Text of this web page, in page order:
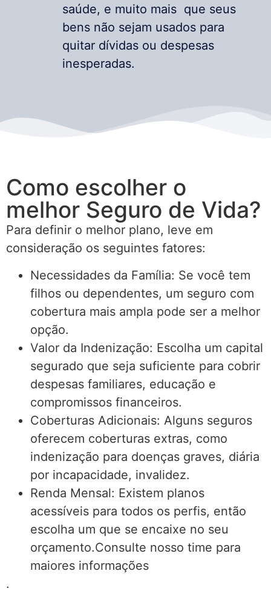
saúde, e muito mais que seus
bens não sejam usados para
quitar dívidas ou despesas
inesperadas.
Como escolher o
melhor Seguro de Vida?
Para definir o melhor plano, leve em
consideração os seguintes fatores:
Necessidades da Família: Se você tem
filhos ou dependentes, um seguro com
cobertura mais ampla pode ser a melhor
opção.
Valor da Indenização: Escolha um capital
segurado que seja suficiente para cobrir
despesas familiares, educação e
compromissos financeiros.
Coberturas Adicionais: Alguns seguros
oferecem coberturas extras, como
indenização para doenças graves, diária
por incapacidade, invalidez.
Renda Mensal: Existem planos
acessíveis para todos os perfis, então
escolha um que se encaixe no seu
orçamento.Consulte nosso time para
maiores informações
.